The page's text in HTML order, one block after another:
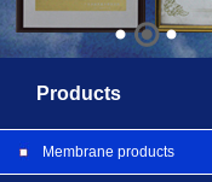
Products
Membrane products